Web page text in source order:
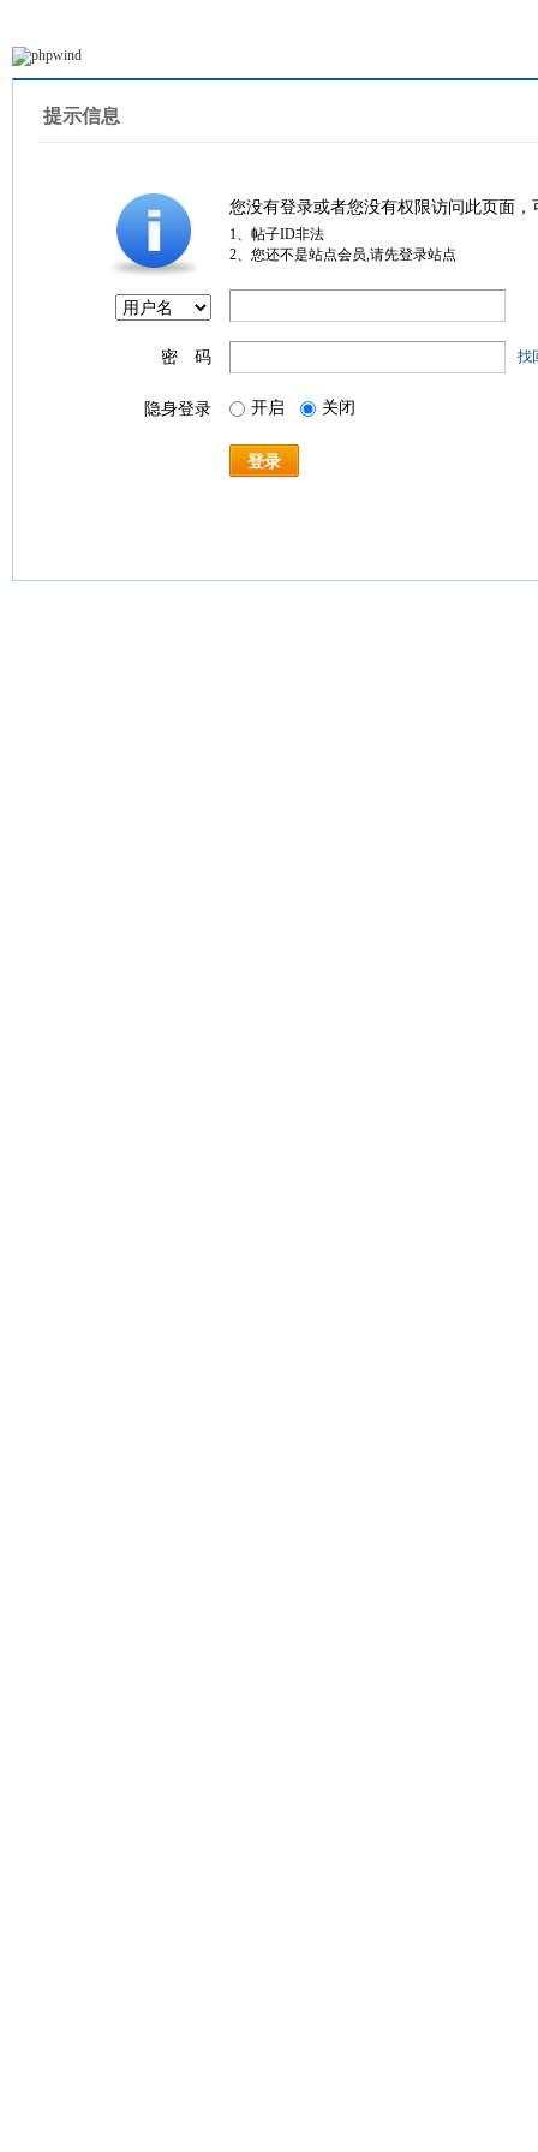
提示信息
您没有登录或者您没有权限访问此页面
1、帖子ID非法
2、您还不是站点会员,请先登录站点
密 码 找
隐身登录 开启 关闭
登录